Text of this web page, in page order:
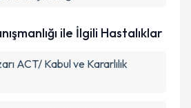
ile İlgili Hastalıklar
ACT/ Kabul ve Kararlılık